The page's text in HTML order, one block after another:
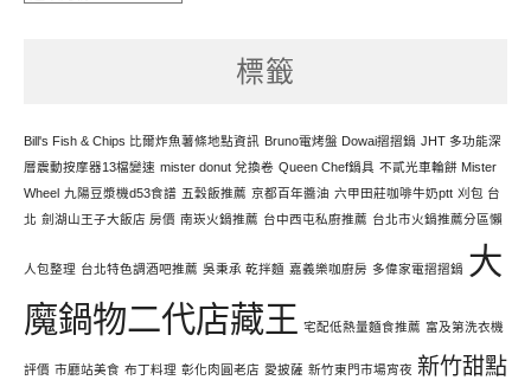
標籤
Bill's Fish & Chips 比爾炸魚薯條地點資訊 Bruno電烤盤 Dowai摺摺鍋 JHT 多功能深
層震動按摩器13檔變速 mister donut 兌換卷 Queen Chef鍋具 不貳光車輪餅 Mister
Wheel 九陽豆漿機d53食譜 五穀飯推薦 京都百年醬油 六甲田莊咖啡牛奶ptt 刈包 台
北 劍湖山王子大飯店 房價 南崁火鍋推薦 台中西屯私廚推薦 台北市火鍋推薦分區懶
人包整理 台北特色調酒吧推薦 吳秉承 乾拌麵 嘉義樂咖廚房 多偉家電摺摺鍋 大
魔鍋物二代店藏王 宅配低熱量麵食推薦 富及第洗衣機
評價 市廳站美食 布丁料理 彰化肉圓老店 愛披薩 新竹東門市場宵夜 新竹甜點